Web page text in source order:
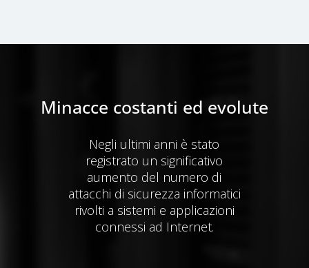
Minacce costanti ed evolute
Negli ultimi anni è stato
registrato un significativo
aumento del numero di
attacchi di sicurezza informatici
rivolti a sistemi e applicazioni
connessi ad Internet.